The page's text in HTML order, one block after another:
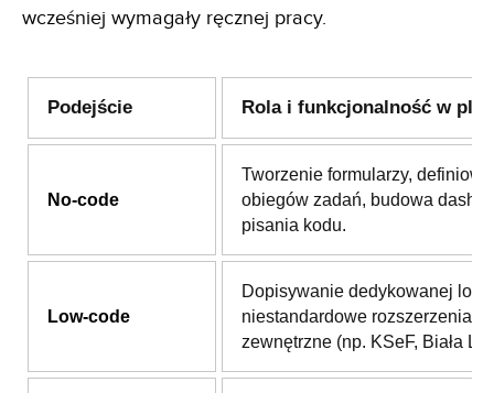
wcześniej wymagały ręcznej pracy.
Podejście Rola i funkcjonalność w
No-code
Tworzenie formularzy,
obiegów zadań, budowa
pisania kodu.
Low-code
Dopisywanie dedykowanej
niestandardowe rozszerzenia i
zewnętrzne (np. KSeF, Biała